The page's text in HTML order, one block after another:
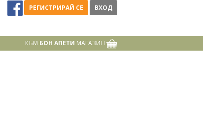
РЕГИСТРИРАЙ СЕ ВХОД
КЪМ БОН АПЕТИ МАГАЗИН